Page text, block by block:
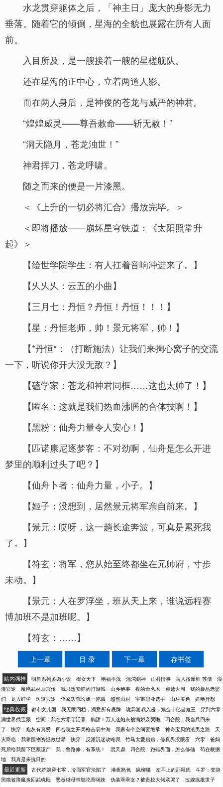
水龙贯穿躯体之后，「神主日」庞大的身影无力
垂落。随着它的倾倒，星海的全貌也展露在所有人面
前。
入目所及，是一艘接着一艘的星槎舰队。
还在星海的正中心，立着两道人影。
而在两人身后，是神俊的苍龙与威严的神君。
“煌煌威灵——尊吾敕命——斩无赦！”
“洞天隐月，苍龙浊世！”
神君挥刀，苍龙呼啸。
随之而来的便是一片漆黑。
＜《上升的一切必将汇合》播放完毕。＞
＜即将播放——崩坏星穹铁道：《太阳照常升
起》＞
【绘世学院学生：有人扛着音响冲进来了。】
【乆乆乆：云五的小曲】
【三月七：丹恒？丹恒！丹恒！！！】
【星：丹恒老师，帅！景元将军，帅！】
【*丹恒*：（打断施法）让我们来掏心窝子的交流
一下，听说你开大没无敌？】
【磕学家：苍龙和神君同框……这也太帅了！】
【匿名：这就是我们热血沸腾的合体技啊！】
【黑粉：仙舟力量令人安心！】
【匹诺康尼逐梦客：不对劲啊，仙舟是怎么开进
梦里的顺利过头了吧？】
【仙舟卜者：仙舟力量，小子。】
【姬子：没想到，居然景元将军亲自前来。】
【景元：哎呀，这一趟长途奔波，可真是累死我
了。】
【符玄：将军，您从始至终都坐在元帅府，寸步
未动。】
【景元：人在罗浮坐，班从天上来，谁说远程赛
博加班不是加班呢。】
【符玄：……】
上一章 目 录 下一章 存书签
站内强推 明星系列多肉小说 御女天下 艳福不浅 混沌剑神 山村情事 盲人按摩师 苏倩
浪
漫官途
魔艳武林后宫传 我只想安静的打游戏 山乡艳事 夜的命名术 穿越大周
我的极品老婆
们
龙入红尘 医道官途 全家逃荒长姐一拖四 悠然山村 宇宙职业选手 山村美色 娇艳异想
经典收藏 都市女儿国 我无限回档，洞悉所有底牌 诡异游戏入侵，氪金十亿当鬼王
穿到六零
满世界找宝藏
空间：我在六零守活寡 齁甜！万人迷炮灰被病娇亲哭啦
四合院：我当兵回来
了
快穿：炮灰有真爱 四合院之开局枪击易中海 我家有个空间要继承 神奇宝贝的渣男之路
天
灾降临：我靠囤物资拯救世界
快穿：反派沉迷攻略我 竹马太爱贴贴，修真界没眼看
六零：爸妈
死后给我留下巨额遗产
我，鲁路修，有系统！ 混天鼎 四合院：跑错界面，怎么修仙
苟在根据
地
我真是来抗日的
最近更新 古代娇娘穿七零，冷面军官沦陷了 港夜熟色 疯柳腰 左耳上的那颗痣
斗罗：变身
黑猫被降魔捡回武魂殿
恶毒继母带崽吃香喝辣 伪装乖乖女？被贵校大佬亲哭了
改嫁疯批世子